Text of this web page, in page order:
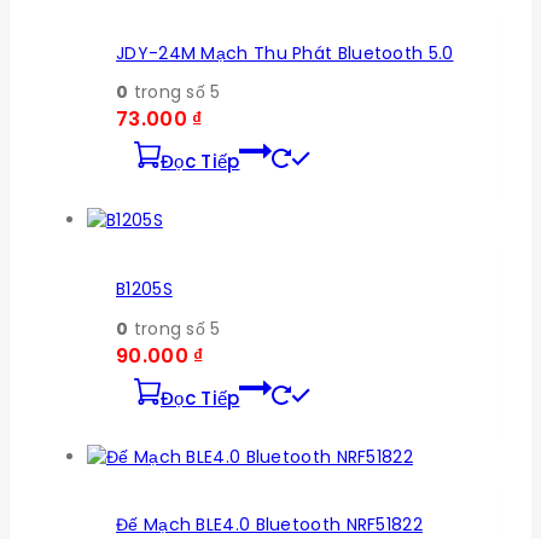
JDY-24M Mạch Thu Phát Bluetooth 5.0
0 trong số 5
73.000 ₫
Đọc Tiếp
B1205S
0 trong số 5
90.000 ₫
Đọc Tiếp
Đế Mạch BLE4.0 Bluetooth NRF51822